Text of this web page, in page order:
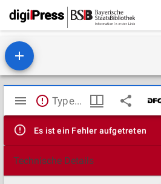
Mirador
Viewer
TypeError: Failed to fetch
Es ist ein Fehler aufgetreten
Technische Details